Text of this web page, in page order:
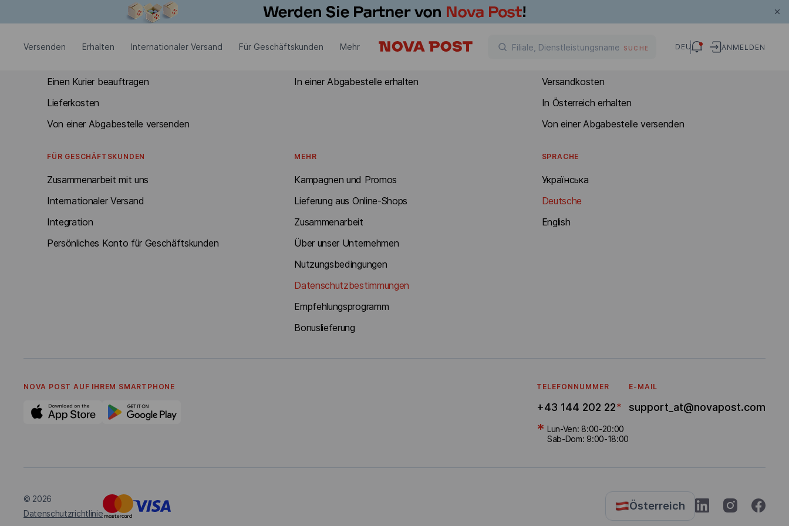
Versenden Erhalten Internationaler Versand Für Geschäftskunden Mehr SUCHE DEU ANMELDEN
Modales Fenster ist geöffnet
Einen Kurier beauftragen
Lieferkosten
Von einer Abgabestelle versenden
In einer Abgabestelle erhalten
Versandkosten
In Österreich erhalten
Von einer Abgabestelle versenden
FÜR GESCHÄFTSKUNDEN
Zusammenarbeit mit uns
Internationaler Versand
Integration
Persönliches Konto für Geschäftskunden
MEHR
Kampagnen und Promos
Lieferung aus Online-Shops
Zusammenarbeit
Über unser Unternehmen
Nutzungsbedingungen
Datenschutzbestimmungen
Empfehlungsprogramm
Bonuslieferung
SPRACHE
Українська
Deutsche
English
NOVA POST AUF IHREM SMARTPHONE TELEFONNUMMER
+43 144 202 22*
* Lun-Ven: 8:00-20:00
Sab-Dom: 9:00-18:00
E-MAIL
support_at@novapost.com
© 2026
Datenschutzrichtlinie
Österreich